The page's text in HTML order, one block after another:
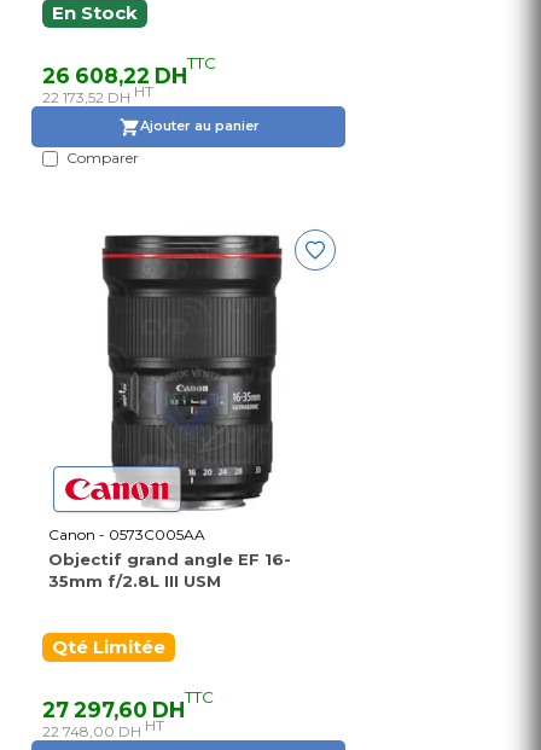
En Stock
26 608,22 DHTTC
22 173,52 DH HT
Ajouter au panier
Comparer
Canon - 0573C005AA
Objectif grand angle EF 16-
35mm f/2.8L III USM
Qté Limitée
27 297,60 DHTTC
22 748,00 DH HT